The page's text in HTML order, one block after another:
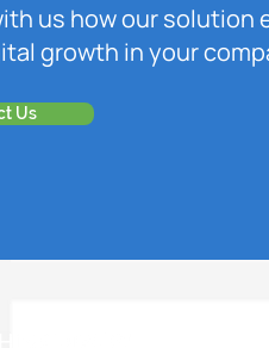
us how our solution
growth in your
Us